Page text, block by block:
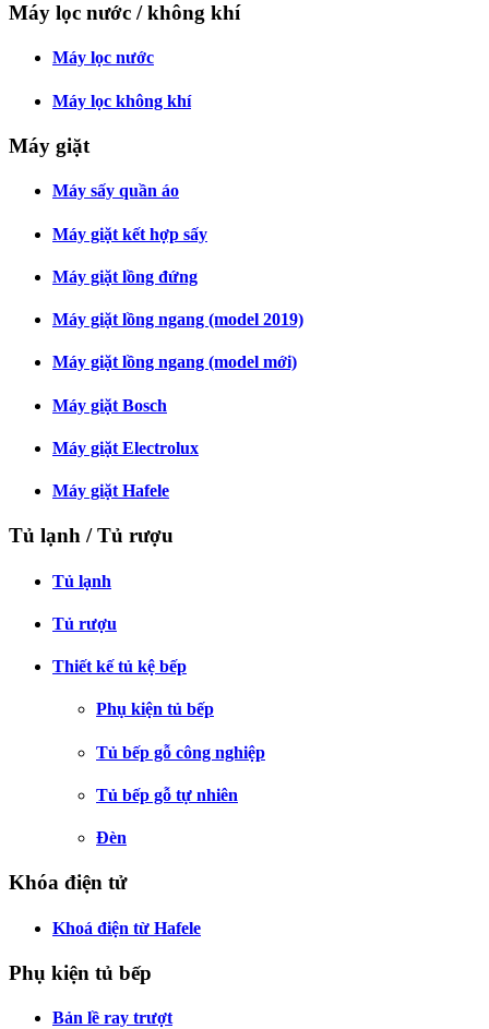
Máy lọc nước / không khí
Máy lọc nước
Máy lọc không khí
Máy giặt
Máy sấy quần áo
Máy giặt kết hợp sấy
Máy giặt lồng đứng
Máy giặt lồng ngang (model 2019)
Máy giặt lồng ngang (model mới)
Máy giặt Bosch
Máy giặt Electrolux
Máy giặt Hafele
Tủ lạnh / Tủ rượu
Tủ lạnh
Tủ rượu
Thiết kế tủ kệ bếp
Phụ kiện tủ bếp
Tủ bếp gỗ công nghiệp
Tủ bếp gỗ tự nhiên
Đèn
Khóa điện tử
Khoá điện từ Hafele
Phụ kiện tủ bếp
Bản lề ray trượt